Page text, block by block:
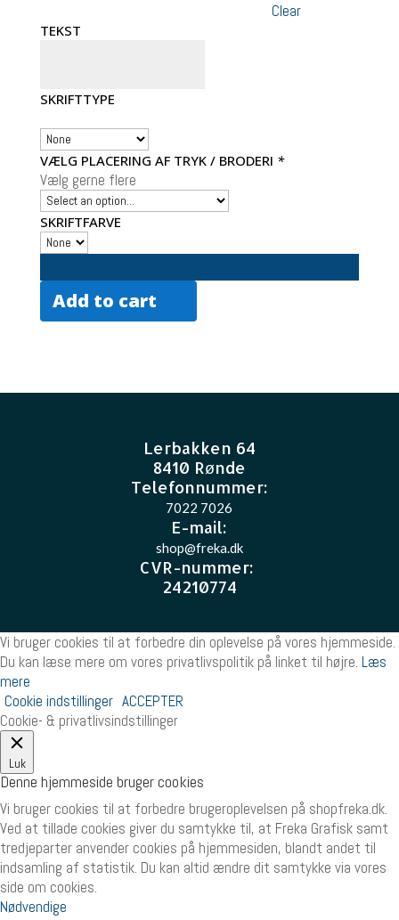
Clear
TEKST
SKRIFTTYPE
VÆLG PLACERING AF TRYK / BRODERI *
Vælg gerne flere
SKRIFTFARVE
Add to cart
Lerbakken 64
8410 Rønde
Telefonnummer:
7022 7026
E-mail:
shop@freka.dk
CVR-nummer:
24210774
Vi bruger cookies til at forbedre din oplevelse på vores hjemmeside.
Du kan læse mere om vores privatlivspolitik på linket til højre. Læs
mere
Cookie indstillinger ACCEPTER
Cookie- & privatlivsindstillinger
Luk
Denne hjemmeside bruger cookies
Vi bruger cookies til at forbedre brugeroplevelsen på shopfreka.dk.
Ved at tillade cookies giver du samtykke til, at Freka Grafisk samt
tredjeparter anvender cookies på hjemmesiden, blandt andet til
indsamling af statistik. Du kan altid ændre dit samtykke via vores
side om cookies.
Nødvendige